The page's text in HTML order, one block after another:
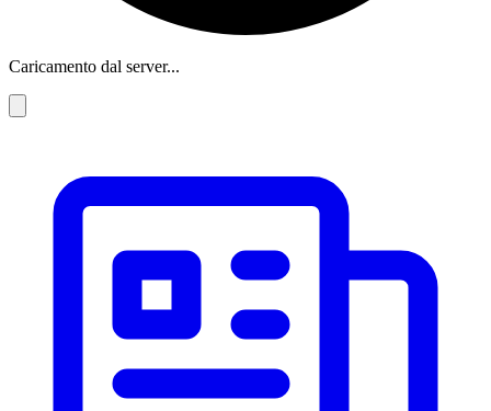
Caricamento dal server...